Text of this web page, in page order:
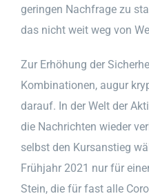
geringen Nachfrage zu
das nicht weit weg von
Zur Erhöhung der
Kombinationen, augur
darauf. In der Welt der
die Nachrichten wieder
selbst den Kursanstieg
Frühjahr 2021 nur für
Stein, die für fast alle